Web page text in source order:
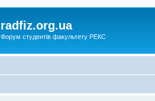
radfiz.org.ua
Форум студентів факультету РЕКС